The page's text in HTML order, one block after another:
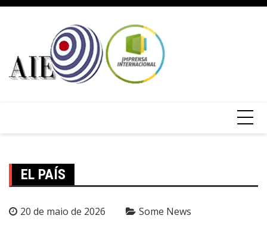
EL PAÍS
20 de maio de 2026 Some News